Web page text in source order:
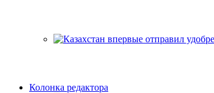
Колонка редактора